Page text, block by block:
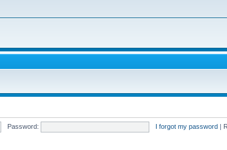
Password: I forgot my password |